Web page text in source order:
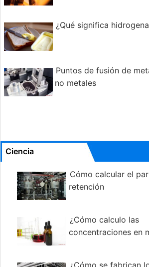
¿Qué significa
Puntos de fusión de
no metales
Ciencia
Cómo calcular el
retención
¿Cómo calculo las
concentraciones en
¿Cómo se fabrican